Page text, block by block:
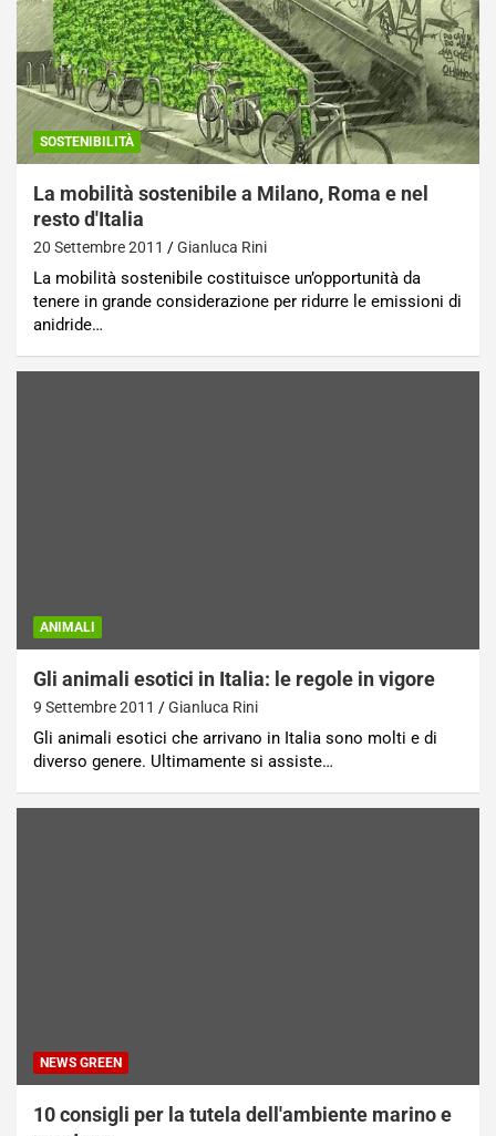
SOSTENIBILITÀ
La mobilità sostenibile a Milano, Roma e nel
resto d'Italia
20 Settembre 2011 Gianluca Rini
La mobilità sostenibile costituisce un’opportunità da
tenere in grande considerazione per ridurre le emissioni di
anidride…
ANIMALI
Gli animali esotici in Italia: le regole in vigore
9 Settembre 2011 Gianluca Rini
Gli animali esotici che arrivano in Italia sono molti e di
diverso genere. Ultimamente si assiste…
NEWS GREEN
10 consigli per la tutela dell'ambiente marino e